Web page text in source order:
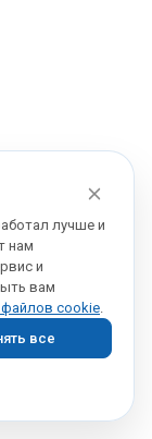
лучше и
нам
и
вам
cookie.
все